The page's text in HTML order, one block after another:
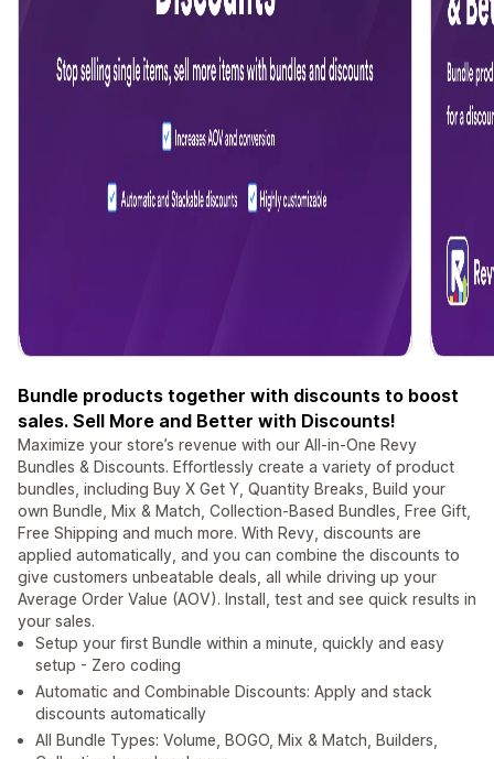
Bundle products together with discounts to boost
sales. Sell More and Better with Discounts!
Maximize your store’s revenue with our All-in-One Revy
Bundles & Discounts. Effortlessly create a variety of product
bundles, including Buy X Get Y, Quantity Breaks, Build your
own Bundle, Mix & Match, Collection-Based Bundles, Free Gift,
Free Shipping and much more. With Revy, discounts are
applied automatically, and you can combine the discounts to
give customers unbeatable deals, all while driving up your
Average Order Value (AOV). Install, test and see quick results in
your sales.
Setup your first Bundle within a minute, quickly and easy
setup - Zero coding
Automatic and Combinable Discounts: Apply and stack
discounts automatically
All Bundle Types: Volume, BOGO, Mix & Match, Builders,